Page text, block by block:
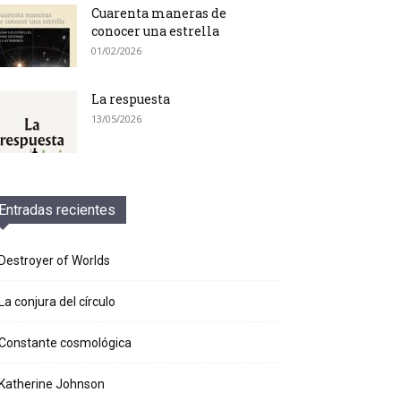
Cuarenta maneras de
conocer una estrella
01/02/2026
La respuesta
13/05/2026
recientes
of Worlds
conjura del círculo
cosmológica
Johnson